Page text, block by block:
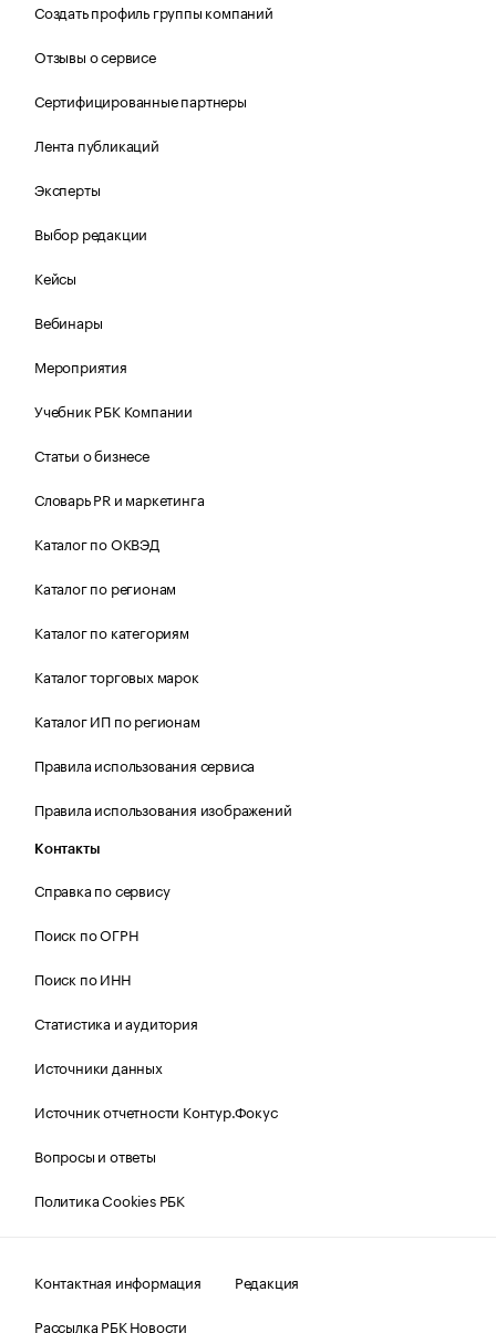
Создать профиль группы компаний
Отзывы о сервисе
Сертифицированные партнеры
Лента публикаций
Эксперты
Выбор редакции
Кейсы
Вебинары
Мероприятия
Учебник РБК Компании
Статьи о бизнесе
Словарь PR и маркетинга
Каталог по ОКВЭД
Каталог по регионам
Каталог по категориям
Каталог торговых марок
Каталог ИП по регионам
Правила использования сервиса
Правила использования изображений
Контакты
Справка по сервису
Поиск по ОГРН
Поиск по ИНН
Статистика и аудитория
Источники данных
Источник отчетности Контур.Фокус
Вопросы и ответы
Политика Cookies РБК
Контактная информация
Редакция
Рассылка РБК Новости